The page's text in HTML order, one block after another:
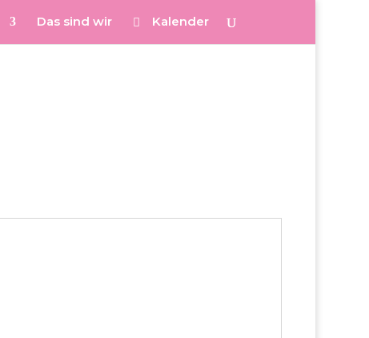
Das sind wir Kalender